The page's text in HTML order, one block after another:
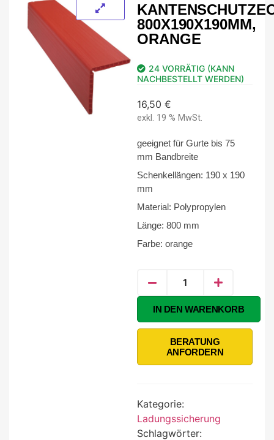
800X190X190MM,
ORANGE
24 VORRÄTIG (KANN
NACHBESTELLT WERDEN)
16,50 €
exkl. 19 % MwSt.
geeignet für Gurte bis 75
mm Bandbreite
Schenkellängen: 190 x 190
mm
Material: Polypropylen
Länge: 800 mm
Farbe: orange
IN DEN WARENKORB
BERATUNG
ANFORDERN
Alternative:
Kategorie:
Ladungssicherung
Schlagwörter: